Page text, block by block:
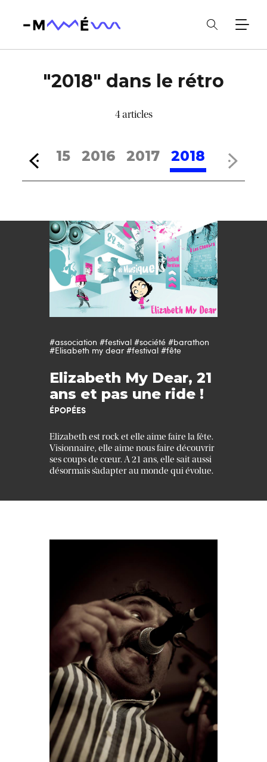
"2018" dans le rétro
4 articles
2015 2016 2017 2018
#association #festival #société #barathon
#Elisabeth my dear #festival #fête
Elizabeth My Dear, 21
ans et pas une ride !
ÉPOPÉES
Elizabeth est rock et elle aime faire la fête.
Visionnaire, elle aime nous faire découvrir
ses coups de cœur. A 21 ans, elle sait aussi
désormais s’adapter au monde qui évolue.